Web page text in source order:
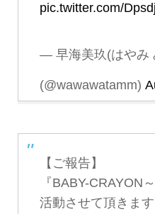
pic.twitter.com/
— 早海美玖(はやみ
(@wawawatamm)
【ご報告】
『BABY-CRAYON
活動させて頂きます